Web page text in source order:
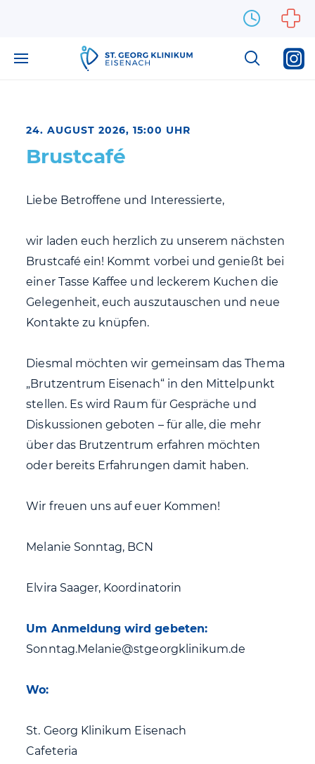
24. AUGUST 2026, 15:00 UHR
Brustcafé
Liebe Betroffene und Interessierte,
wir laden euch herzlich zu unserem nächsten
Brustcafé ein! Kommt vorbei und genießt bei
einer Tasse Kaffee und leckerem Kuchen die
Gelegenheit, euch auszutauschen und neue
Kontakte zu knüpfen.
Diesmal möchten wir gemeinsam das Thema
„Brutzentrum Eisenach“ in den Mittelpunkt
stellen. Es wird Raum für Gespräche und
Diskussionen geboten – für alle, die mehr
über das Brutzentrum erfahren möchten
oder bereits Erfahrungen damit haben.
Wir freuen uns auf euer Kommen!
Melanie Sonntag, BCN
Elvira Saager, Koordinatorin
Um Anmeldung wird gebeten:
Sonntag.Melanie@stgeorgklinikum.de
Wo:
St. Georg Klinikum Eisenach
Cafeteria